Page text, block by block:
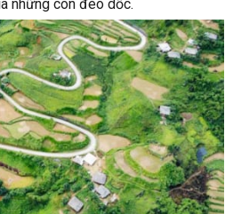
những con đèo dốc.